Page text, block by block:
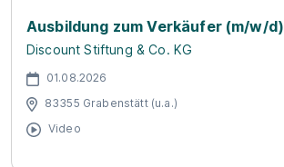
Ausbildung zum Verkäufer (m/w/d)
Discount Stiftung & Co. KG
01.08.2026
83355 Grabenstätt (u.a.)
Video